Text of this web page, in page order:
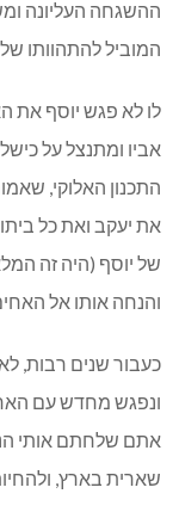
ההשגחה העליונה
המוביל להתהוותו
לו לא פגש יוסף את
אביו ומתנצל על
התכנון האלוקי,
את יעקב ואת כל
של יוסף (היה זה
והנחה אותו אל
כעבור שנים רבות,
ונפגש מחדש עם
אתם שלחתם אותי
שארית בארץ,